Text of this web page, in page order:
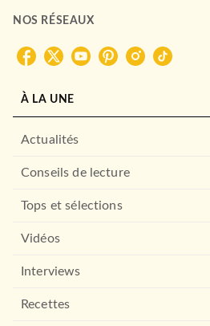
NOS RÉSEAUX
À LA UNE
Actualités
Conseils de lecture
Tops et sélections
Vidéos
Interviews
Recettes